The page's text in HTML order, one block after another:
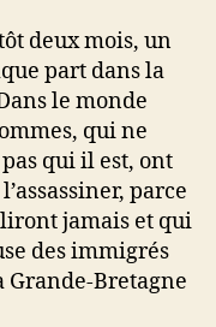
deux mois, un
part dans la
le monde
qui ne
qui il est, ont
parce
jamais et qui
des immigrés
Bretagne